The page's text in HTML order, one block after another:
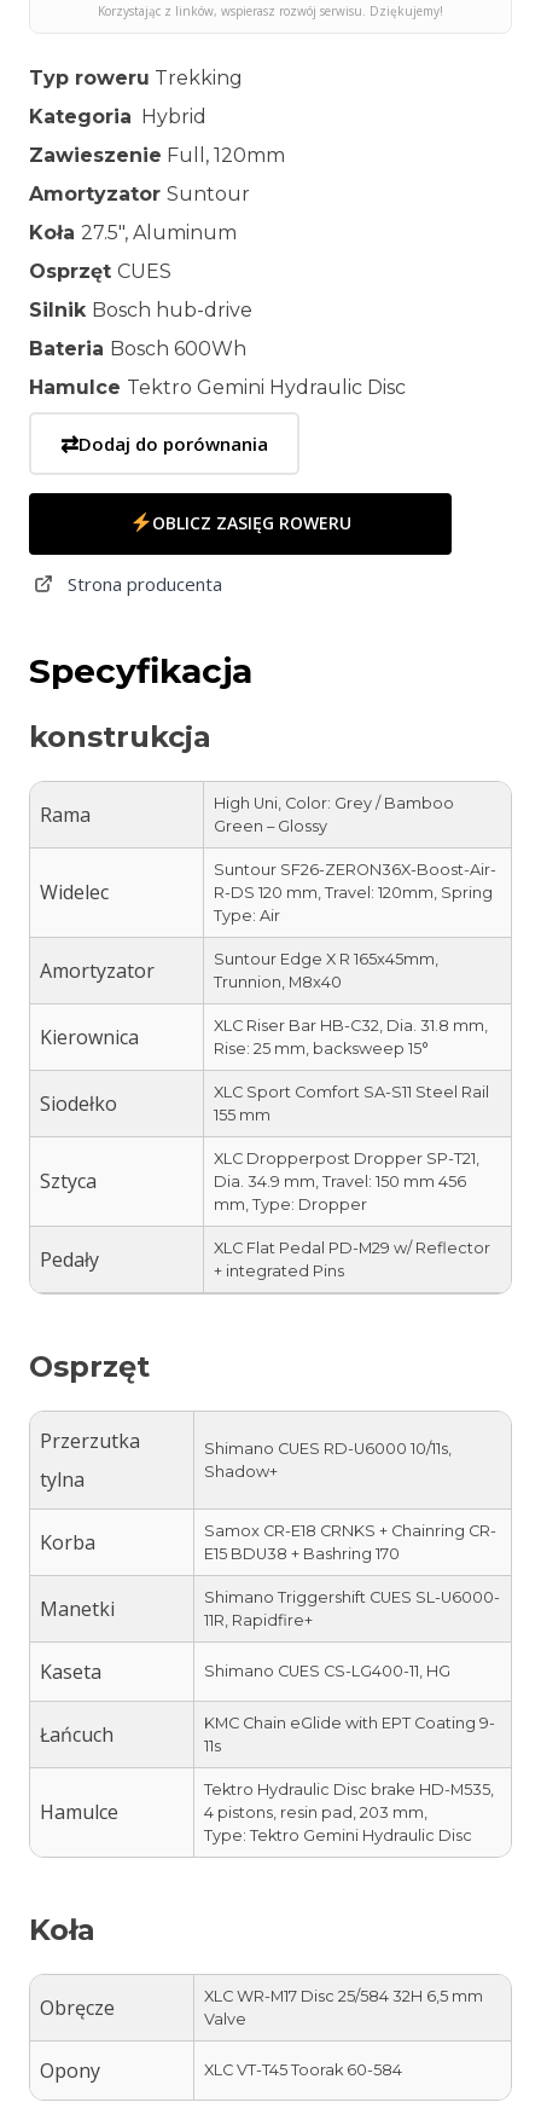
Korzystając z linków, wspierasz rozwój serwisu. Dziękujemy!
Typ roweru Trekking
Kategoria Hybrid
Zawieszenie Full, 120mm
Amortyzator Suntour
Koła 27.5″, Aluminum
Osprzęt CUES
Silnik Bosch hub-drive
Bateria Bosch 600Wh
Hamulce Tektro Gemini Hydraulic Disc
⇄Dodaj do porównania
OBLICZ ZASIĘG ROWERU
Strona producenta
Specyfikacja
konstrukcja
Rama
High Uni, Color: Grey / Bamboo
Green – Glossy
Widelec
Suntour SF26-ZERON36X-Boost-Air-
R-DS 120 mm, Travel: 120mm, Spring
Type: Air
Amortyzator
Suntour Edge X R 165x45mm,
Trunnion, M8x40
Kierownica
XLC Riser Bar HB-C32, Dia. 31.8 mm,
Rise: 25 mm, backsweep 15°
Siodełko
XLC Sport Comfort SA-S11 Steel Rail
155 mm
Sztyca
XLC Dropperpost Dropper SP-T21,
Dia. 34.9 mm, Travel: 150 mm 456
mm, Type: Dropper
Pedały
XLC Flat Pedal PD-M29 w/ Reflector
+ integrated Pins
Osprzęt
Przerzutka
tylna
Shimano CUES RD-U6000 10/11s,
Shadow+
Korba
Samox CR-E18 CRNKS + Chainring CR-
E15 BDU38 + Bashring 170
Manetki
Shimano Triggershift CUES SL-U6000-
11R, Rapidfire+
Kaseta Shimano CUES CS-LG400-11, HG
Łańcuch
KMC Chain eGlide with EPT Coating 9-
11s
Hamulce
Tektro Hydraulic Disc brake HD-M535,
4 pistons, resin pad, 203 mm,
Type: Tektro Gemini Hydraulic Disc
Koła
Obręcze
XLC WR-M17 Disc 25/584 32H 6,5 mm
Valve
Opony XLC VT-T45 Toorak 60-584